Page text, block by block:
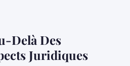
Delà Des
Juridiques